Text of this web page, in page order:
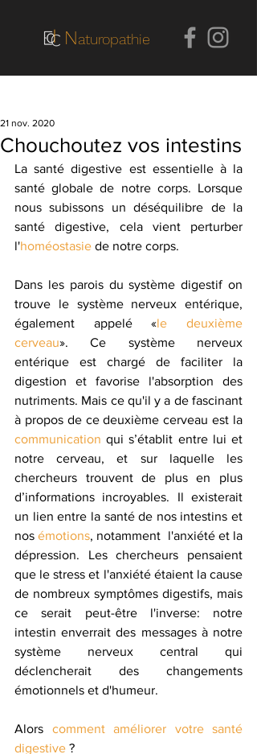
Naturopathie
Chouchoutez vos intestins
21 nov. 2020
La santé digestive est essentielle à la
santé globale de notre corps. Lorsque
nous subissons un déséquilibre de la
santé digestive, cela vient perturber
l'homéostasie de notre corps.
Dans les parois du système digestif on
trouve le système nerveux entérique,
également appelé «le deuxième
cerveau». Ce système nerveux
entérique est chargé de faciliter la
digestion et favorise l'absorption des
nutriments. Mais ce qu'il y a de fascinant
communication qui s’établit entre lui et
notre cerveau, et sur laquelle les
chercheurs trouvent de plus en plus
d’informations incroyables. Il existerait
un lien entre la santé de nos intestins et
nos émotions, notamment  l'anxiété et la
dépression. Les chercheurs pensaient
que le stress et l'anxiété étaient la cause
de nombreux symptômes digestifs, mais
ce serait peut-être l'inverse: notre
intestin enverrait des messages à notre
système nerveux central qui
déclencherait des changements
émotionnels et d'humeur.
Alors comment améliorer votre santé
digestive ?